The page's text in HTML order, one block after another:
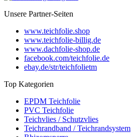
Unsere Partner-Seiten
www.teichfolie.shop
www.teichfolie-billig.de
www.dachfolie-shop.de
facebook.com/teichfolie.de
ebay.de/str/teichfolietm
Top Kategorien
EPDM Teichfolie
PVC Teichfolie
Teichvlies / Schutzvlies
Teichrandband / Teichrandsystem